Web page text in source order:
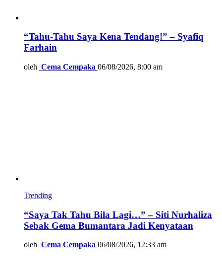
“Tahu-Tahu Saya Kena Tendang!” – Syafiq
Farhain
oleh Cema Cempaka 06/08/2026, 8:00 am
Trending
“Saya Tak Tahu Bila Lagi…” – Siti Nurhaliza
Sebak Gema Bumantara Jadi Kenyataan
oleh Cema Cempaka 06/08/2026, 12:33 am